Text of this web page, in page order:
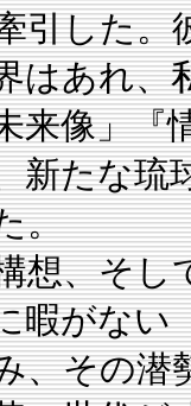
引した。
はあれ、
来像」『
新たな琉
。
、そし
暇がない
、その